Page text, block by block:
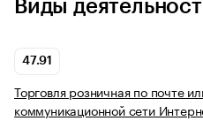
Виды
47.91
Торговля розничная по почте
коммуникационной сети